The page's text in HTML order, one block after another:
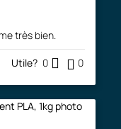
très bien.
Utile? 0 0